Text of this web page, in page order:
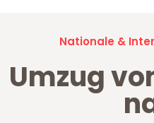
Nationale &
Umzug